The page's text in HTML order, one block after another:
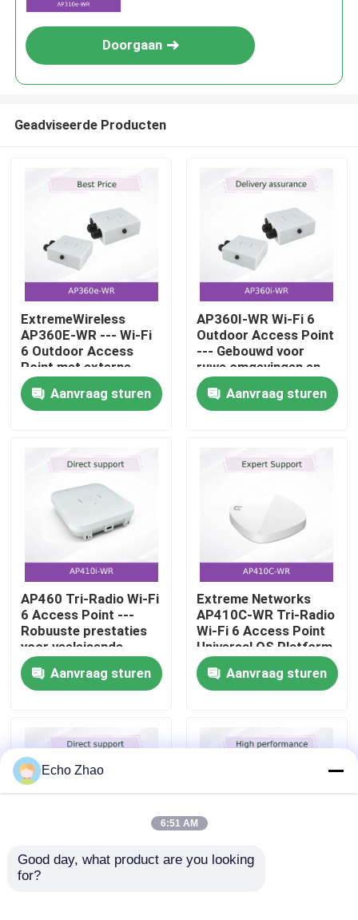
Huis
Producten
Over Ons
Fabriekstour
Neem contact met ons op
Gevallen
Doorgaan
Geadviseerde Producten
ExtremeWireless
AP360E-WR --- Wi-Fi
6 Outdoor Access
Point met externe
antenne connectoren
en fulltime
beveiligingssensor
Aanvraag sturen
AP360I-WR Wi-Fi 6
Outdoor Access Point
--- Gebouwd voor
ruwe omgevingen en
connectiviteit met
hoge dichtheid
Aanvraag sturen
AP460 Tri-Radio Wi-Fi
6 Access Point ---
Robuuste prestaties
voor veeleisende
buitenomgevingen
Aanvraag sturen
Extreme Networks
AP410C-WR Tri-Radio
Wi-Fi 6 Access Point
Universal OS Platform
High-Density Security
SensorAanvraag sturen
Extreme Networks
Echo Zhao
6:51 AM
Good day, what product are you looking
for?